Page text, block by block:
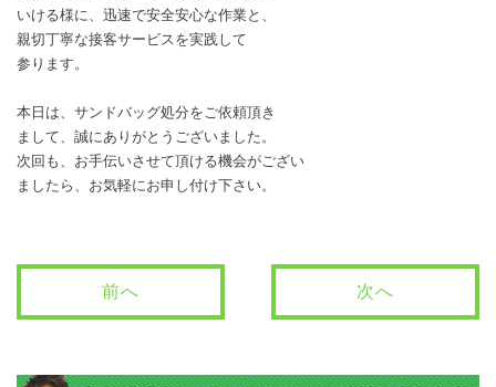
いける様に、迅速で安全安心な作業と、
親切丁寧な接客サービスを実践して
参ります。
本日は、サンドバッグ処分をご依頼頂き
まして、誠にありがとうございました。
次回も、お手伝いさせて頂ける機会がござい
ましたら、お気軽にお申し付け下さい。
前へ 次へ